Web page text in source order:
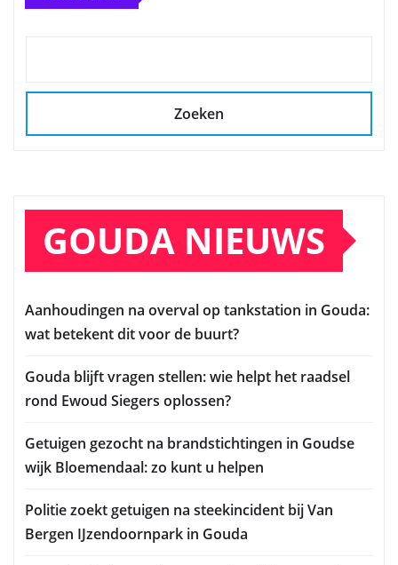
Zoeken
GOUDA NIEUWS
Aanhoudingen na overval op tankstation in Gouda:
wat betekent dit voor de buurt?
Gouda blijft vragen stellen: wie helpt het raadsel
rond Ewoud Siegers oplossen?
Getuigen gezocht na brandstichtingen in Goudse
wijk Bloemendaal: zo kunt u helpen
Politie zoekt getuigen na steekincident bij Van
Bergen IJzendoornpark in Gouda